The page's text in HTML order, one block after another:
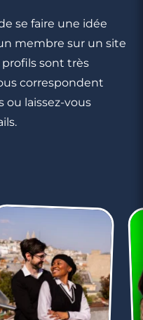
profil
rencontre
se faire une idée
membre sur un site
sont très
correspondent
ou laissez-vous